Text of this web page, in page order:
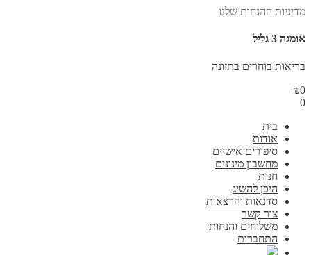
מדיניות ההנחות שלנו
אומגה 3 גליל
בריאות בוחרים בתזונה
₪0
0
בית
אודות
סיפורים אישיים
מחשבון מינונים
חנות
היכן להשיג
סדנאות והרצאות
צור קשר
משלוחים והנחות
התחברות